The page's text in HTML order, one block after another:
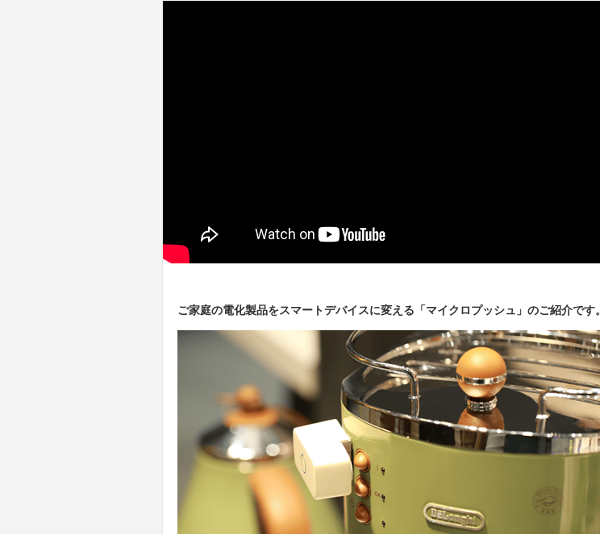
ご家庭の電化製品をスマートデバイスに変える「マイクロプッシュ」のご紹介です。